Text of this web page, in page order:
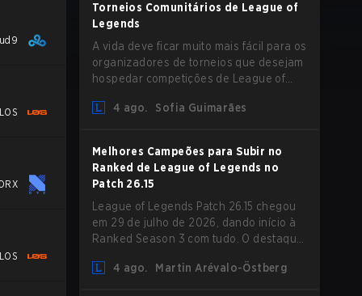
LOS
DRX
LOS
Torneios Comunitários de League of
Legends
A vida deve ficar muito mais fácil para os
organizadores de torneios que desejam
hospedar competições de League of
suas Diretrizes de Competições
4 ago. Sofia Guimarães
Melhores Campeões para Subir no
Ranked de League of Legends no
Patch 26.15
League of Legends Patch 26.15 chegou
em 29 de julho de 2026, dando início à
Ranked Season 3 com tudo. O destaque
a última atualização também trouxe
4 ago. Martin Arévalo-Östberg